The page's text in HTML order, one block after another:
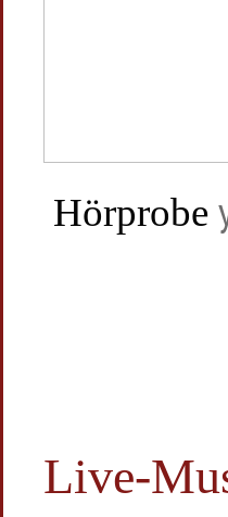
Hörprobe
Live-